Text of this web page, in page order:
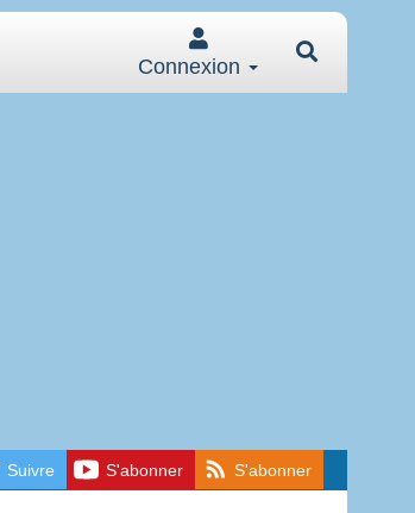
Connexion
Suivre S'abonner S'abonner